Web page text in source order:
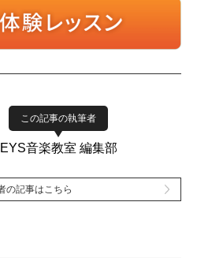
この記事の執筆者
EYS音楽教室 編集部
の記事はこちら